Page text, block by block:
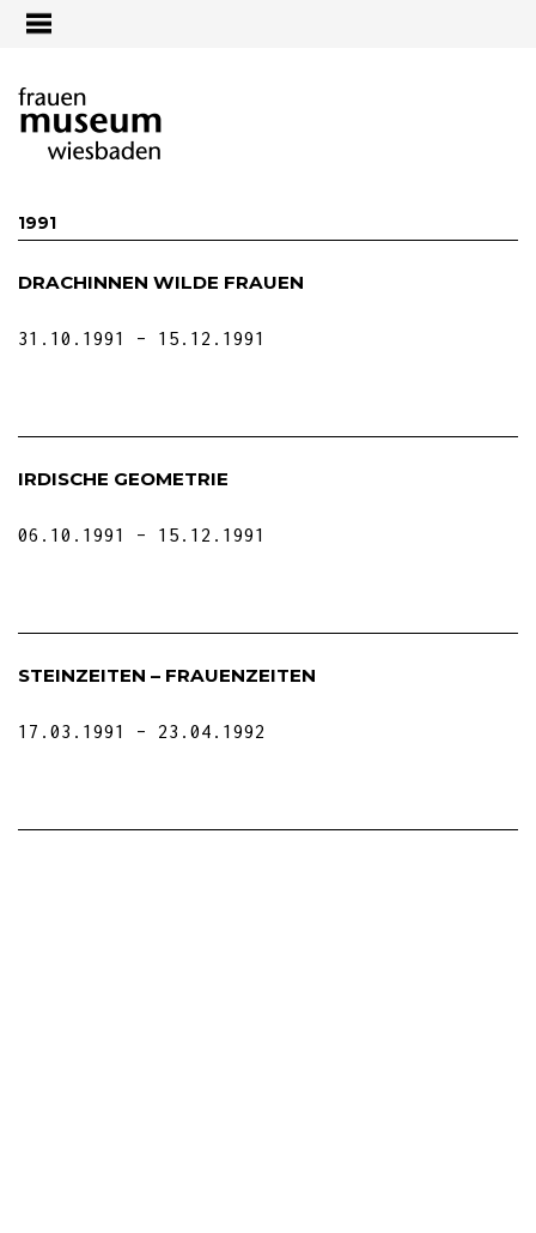
1991
DRACHINNEN WILDE FRAUEN
31.10.1991 15.12.1991
IRDISCHE GEOMETRIE
06.10.1991 15.12.1991
STEINZEITEN – FRAUENZEITEN
17.03.1991 23.04.1992